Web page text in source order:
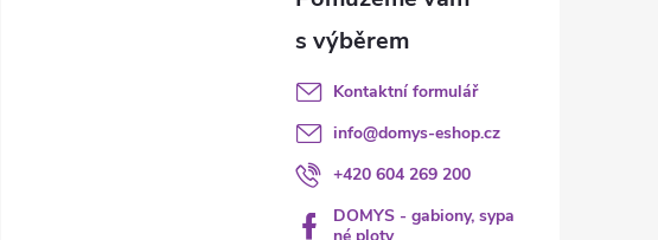
Kontaktní formulář
info@domys-eshop.cz
+420 604 269 200
DOMYS - gabiony, sypa